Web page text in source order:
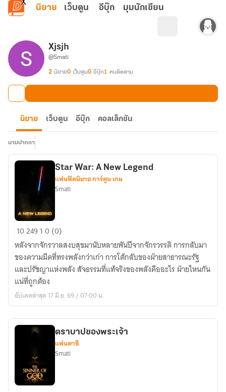
ข้ามไปยังเนื้อหาหลัก
นิยาย เว็บตูน อีบุ๊ก มุมนักเขียน
Xjsjh
@Smati
2 นิยาย0 เว็บตูน0 อีบุ๊ก1 คนติดตาม
นิยาย เว็บตูน อีบุ๊ก คอลเล็กชัน
นามปากกา
Star
War:
A
New
Legend
Star War: A New Legend
แฟนฟิคนิยาย การ์ตูน เกม
Smati
10249 10 (0)
หลังจากจักรวาลสงบสุขมานับหลายพันปีจากจักรวรรดิ การกลับมา
ของความมืดที่ทรงพลังกว่าเก่า การโต้กลับของฝ่ายสาธารณะรัฐ
และปรัชญาแห่งพลัง สัจธรรมที่แท้จริงของพลังคืออะไร ฝ่ายไหนกัน
แน่ที่ถูกต้อง
อัปเดตล่าสุด 17 มิ.ย. 69 / 07:00 น.
ตราบาปของพระเจ้า
แฟนตาซี
Smati